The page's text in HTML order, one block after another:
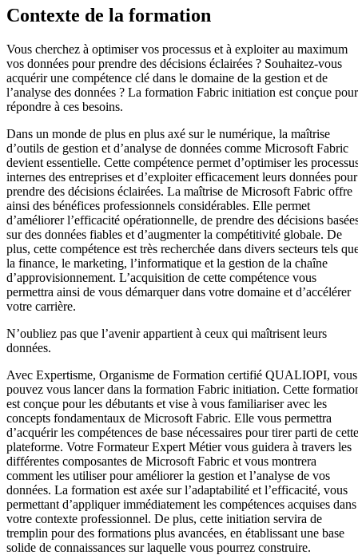
Contexte de la formation
Vous cherchez à optimiser vos processus et à exploiter au maximum
vos données pour prendre des décisions éclairées ? Souhaitez-vous
acquérir une compétence clé dans le domaine de la gestion et de
l’analyse des données ? La formation Fabric initiation est conçue pour
répondre à ces besoins.
Dans un monde de plus en plus axé sur le numérique, la maîtrise
d’outils de gestion et d’analyse de données comme Microsoft Fabric
devient essentielle. Cette compétence permet d’optimiser les
internes des entreprises et d’exploiter efficacement leurs données pour
prendre des décisions éclairées. La maîtrise de Microsoft Fabric offre
ainsi des bénéfices professionnels considérables. Elle permet
d’améliorer l’efficacité opérationnelle, de prendre des décisions
sur des données fiables et d’augmenter la compétitivité globale. De
plus, cette compétence est très recherchée dans divers secteurs tels
la finance, le marketing, l’informatique et la gestion de la chaîne
d’approvisionnement. L’acquisition de cette compétence vous
permettra ainsi de vous démarquer dans votre domaine et d’accélérer
votre carrière.
N’oubliez pas que l’avenir appartient à ceux qui maîtrisent leurs
données.
Avec Expertisme, Organisme de Formation certifié QUALIOPI, vous
pouvez vous lancer dans la formation Fabric initiation. Cette
est conçue pour les débutants et vise à vous familiariser avec les
concepts fondamentaux de Microsoft Fabric. Elle vous permettra
d’acquérir les compétences de base nécessaires pour tirer parti de cette
plateforme. Votre Formateur Expert Métier vous guidera à travers les
différentes composantes de Microsoft Fabric et vous montrera
comment les utiliser pour améliorer la gestion et l’analyse de vos
données. La formation est axée sur l’adaptabilité et l’efficacité, vous
permettant d’appliquer immédiatement les compétences acquises dans
votre contexte professionnel. De plus, cette initiation servira de
tremplin pour des formations plus avancées, en établissant une base
solide de connaissances sur laquelle vous pourrez construire.